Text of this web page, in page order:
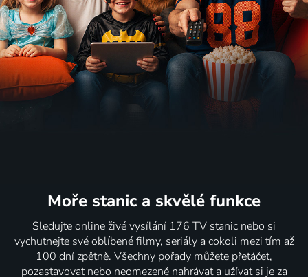
Moře stanic a skvělé funkce
Sledujte online živé vysílání 176 TV stanic nebo si
vychutnejte své oblíbené filmy, seriály a cokoli mezi tím až
100 dní zpětně. Všechny pořady můžete přetáčet,
pozastavovat nebo neomezeně nahrávat a užívat si je za